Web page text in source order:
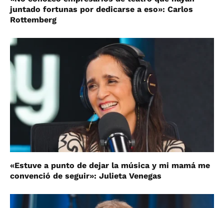
juntado fortunas por dedicarse a eso»: Carlos
Rottemberg
«Estuve a punto de dejar la música y mi mamá me
convenció de seguir»: Julieta Venegas